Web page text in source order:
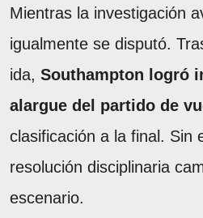
Mientras la investigación
igualmente se disputó.
ida, Southampton logró
alargue del partido de
clasificación a la final. Sin
resolución disciplinaria
escenario.